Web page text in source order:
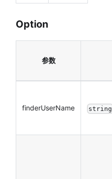
Option
参数
finderUserName string